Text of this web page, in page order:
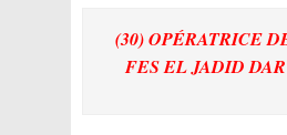
(30) OPÉRATRICE
FES EL JADID